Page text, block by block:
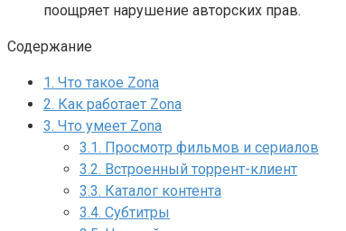
поощряет нарушение авторских прав.
Содержание
1. Что такое Zona
2. Как работает Zona
3. Что умеет Zona
3.1. Просмотр фильмов и сериалов
3.2. Встроенный торрент-клиент
3.3. Каталог контента
3.4. Субтитры